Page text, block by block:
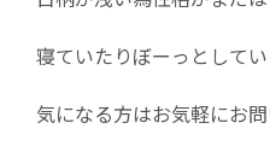
寝ていたりぼーっとして
気になる方はお気軽にお